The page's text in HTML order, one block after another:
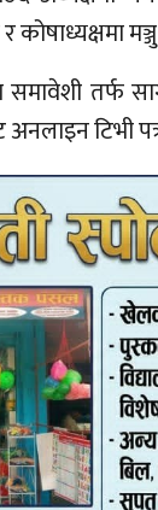
कोषाध्यक्षमा
तर्फ
टिभी